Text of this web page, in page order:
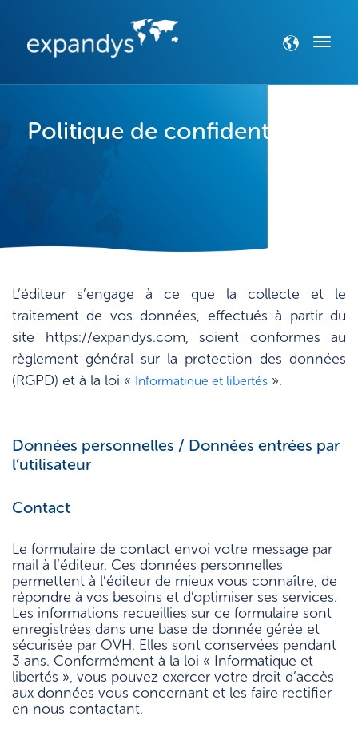
Politique de confidentialité
L’éditeur s’engage à ce que la collecte et le
traitement de vos données, effectués à partir du
site https://expandys.com, soient conformes au
règlement général sur la protection des données
(RGPD) et à la loi « Informatique et libertés ».
Données personnelles / Données entrées par
l’utilisateur
Contact
Le formulaire de contact envoi votre message par
mail à l’éditeur. Ces données personnelles
permettent à l’éditeur de mieux vous connaître, de
répondre à vos besoins et d’optimiser ses services.
Les informations recueillies sur ce formulaire sont
enregistrées dans une base de donnée gérée et
sécurisée par OVH. Elles sont conservées pendant
3 ans. Conformément à la loi « Informatique et
libertés », vous pouvez exercer votre droit d’accès
aux données vous concernant et les faire rectifier
en nous contactant.